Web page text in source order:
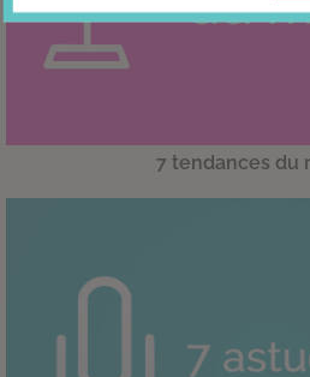
7 tendances du